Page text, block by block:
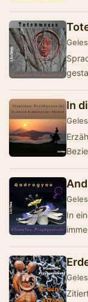
In
zur
In